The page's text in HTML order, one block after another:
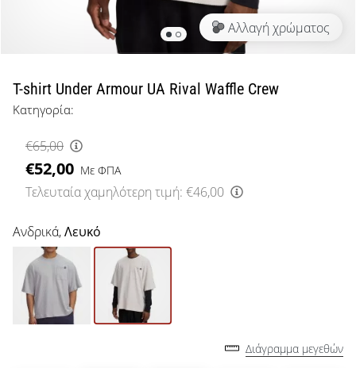
μπάσκετ
όπως
εμείς;
μαζί
μας
ως
πρεσβευτής
μάρκας
μας.
Εμφάνιση
Αλλαγή χρώματος
T-shirt Under Armour UA Rival Waffle Crew
Κατηγορία:
€65,00
€52,00 Με ΦΠΑ
Τελευταία χαμηλότερη τιμή: €46,00
Ανδρικά,Λευκό
Διάγραμμα μεγεθών